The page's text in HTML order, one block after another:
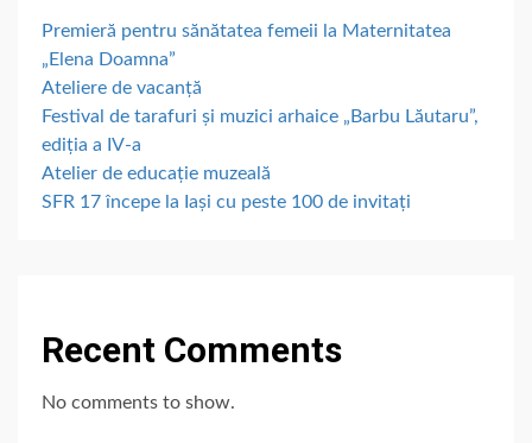
Premieră pentru sănătatea femeii la Maternitatea
„Elena Doamna”
Ateliere de vacanță
Festival de tarafuri și muzici arhaice „Barbu Lăutaru”,
ediția a IV-a
Atelier de educație muzeală
SFR 17 începe la Iași cu peste 100 de invitați
Recent Comments
No comments to show.